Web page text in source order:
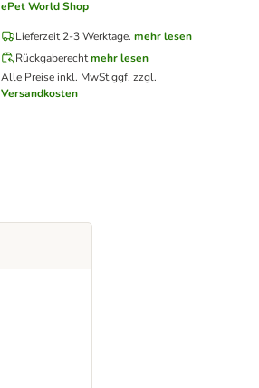
ePet World Shop
Lieferzeit 2-3 Werktage. mehr lesen
Rückgaberechtmehr lesen
Alle Preise inkl. MwSt.ggf. zzgl.
Versandkosten